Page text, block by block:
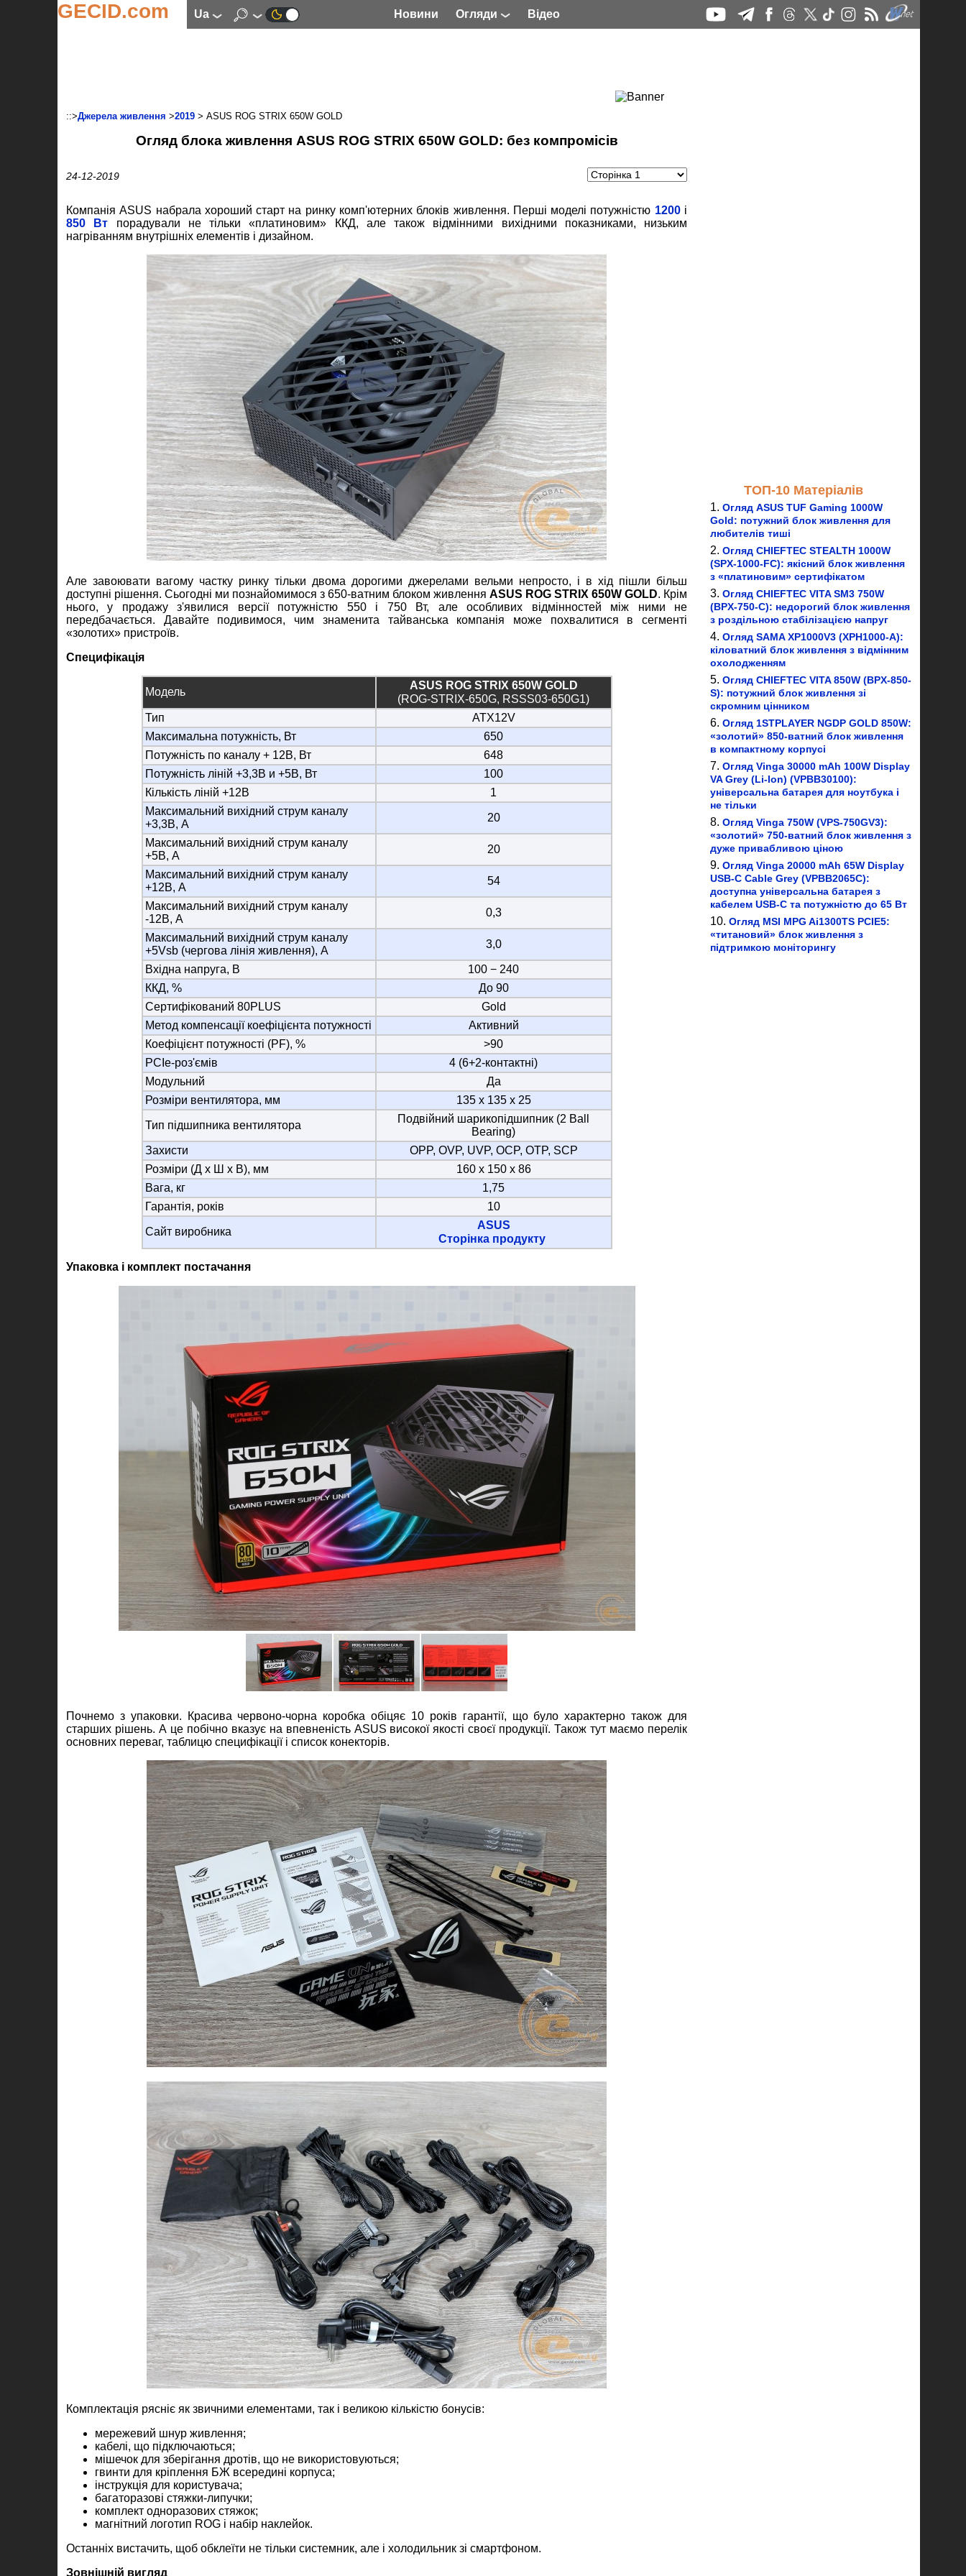
GECID.com ua Новини Огляди Відео
::>Джерела живлення >2019 > ASUS ROG STRIX 650W GOLD
Огляд блока живлення ASUS ROG STRIX 650W GOLD: без компромісів
24-12-2019
Компанія ASUS набрала хороший старт на ринку комп'ютерних блоків живлення. Перші моделі потужністю 1200і
850 Вт порадували не тільки «платиновим» ККД, але також відмінними вихідними показниками, низьким
нагріванням внутрішніх елементів і дизайном.
Але завоювати вагому частку ринку тільки двома дорогими джерелами вельми непросто, і в хід пішли більш
доступні рішення. Сьогодні ми познайомимося з 650-ватним блоком живлення ASUS ROG STRIX 650W GOLD. Крім
нього, у продажу з'явилися версії потужністю 550 і 750 Вт, але особливих відмінностей між ними не
передбачається. Давайте подивимося, чим знаменита тайванська компанія може похвалитися в сегменті
«золотих» пристроїв.
Специфікація
Модель
ASUS ROG STRIX 650W GOLD
(ROG-STRIX-650G, RSSS03-650G1)
Тип
ATX12V
Максимальна потужність, Вт
650
Потужність по каналу + 12В, Вт
648
Потужність ліній +3,3В и +5В, Вт
100
Кількість ліній +12В
1
Максимальний вихідний струм каналу
+3,3В, А
20
Максимальний вихідний струм каналу
+5В, А
20
Максимальний вихідний струм каналу
+12В, А
54
Максимальний вихідний струм каналу
-12В, А
0,3
Максимальний вихідний струм каналу
+5Vsb (чергова лінія живлення), А
3,0
Вхідна напруга, В
100 − 240
ККД, %
До 90
Сертифікований 80PLUS
Gold
Метод компенсації коефіцієнта потужності
Активний
Коефіцієнт потужності (PF), %
>90
PCIe-роз'ємів
4 (6+2-контактні)
Модульний
Да
Розміри вентилятора, мм
135 х 135 х 25
Тип підшипника вентилятора
Подвійний шарикопідшипник (2 Ball
Bearing)
Захисти
OPP, OVP, UVP, OCP, OTP, SCP
Розміри (Д х Ш х В), мм
160 х 150 х 86
Вага, кг
1,75
Гарантія, років
10
Сайт виробника
ASUS
Сторінка продукту
Упаковка і комплект постачання
Почнемо з упаковки. Красива червоно-чорна коробка обіцяє 10 років гарантії, що було характерно також для
старших рішень. А це побічно вказує на впевненість ASUS високої якості своєї продукції. Також тут маємо перелік
основних переваг, таблицю специфікації і список конекторів.
Комплектація рясніє як звичними елементами, так і великою кількістю бонусів:
мережевий шнур живлення;
кабелі, що підключаються;
мішечок для зберігання дротів, що не використовуються;
гвинти для кріплення БЖ всередині корпуса;
інструкція для користувача;
багаторазові стяжки-липучки;
комплект одноразових стяжок;
магнітний логотип ROG і набір наклейок.
Останніх вистачить, щоб обклеїти не тільки системник, але і холодильник зі смартфоном.
Зовнішній вигляд
ТОП-10 Матеріалів
Огляд ASUS TUF Gaming 1000W
Gold: потужний блок живлення для
любителів тиші
Огляд CHIEFTEC STEALTH 1000W
(SPX-1000-FC): якісний блок живлення
з «платиновим» сертифікатом
Огляд CHIEFTEC VITA SM3 750W
(BPX-750-C): недорогий блок живлення
з роздільною стабілізацією напруг
Огляд SAMA XP1000V3 (XPH1000-A):
кіловатний блок живлення з відмінним
охолодженням
Огляд CHIEFTEC VITA 850W (BPX-850-
S): потужний блок живлення зі
скромним цінником
Огляд 1STPLAYER NGDP GOLD 850W:
«золотий» 850-ватний блок живлення
в компактному корпусі
Огляд Vinga 30000 mAh 100W Display
VA Grey (Li-Ion) (VPBB30100):
універсальна батарея для ноутбука і
не тільки
Огляд Vinga 750W (VPS-750GV3):
«золотий» 750-ватний блок живлення з
дуже привабливою ціною
Огляд Vinga 20000 mAh 65W Display
USB-C Cable Grey (VPBB2065C):
доступна універсальна батарея з
кабелем USB-C та потужністю до 65 Вт
Огляд MSI MPG Ai1300TS PCIE5:
«титановий» блок живлення з
підтримкою моніторингу